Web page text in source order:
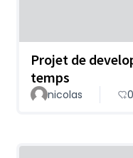
Projet de
temps
nicolas 0